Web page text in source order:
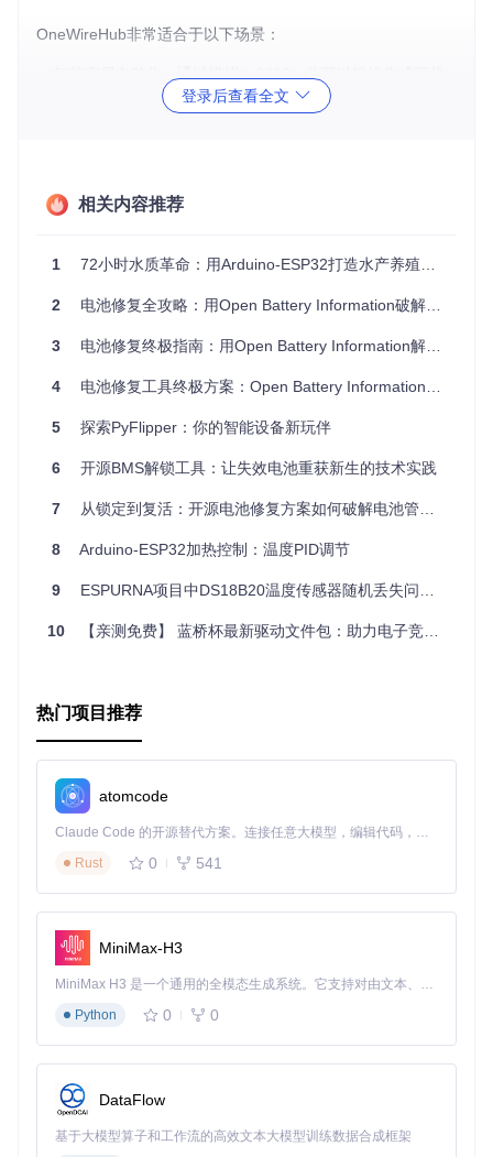
OneWireHub非常适合于以下场景：
传感器，如湿度、光照和温度传感器，即使你的自动化系统
仅支持OneWire协议。
来说，这是一个很好的实践平台。
4、项目特点
兼容性广泛：除了Arduino，OneWireHub还兼容其他平
高效率：单个微控制器可模拟多至32个IC，大大节省硬件资
灵活性：支持I2C和SPI接口的现代传感器，突破了一般One
易于集成：通过库提供的API，方便地将传感器数据整合到
强大文档：详尽的文档帮助开发者快速理解和使用项目。
如果你正在寻找一种方法来扩展你的OneWire网络或者想要从
试的优秀开源项目。立即查看项目主页，开始探索这个强大的
登录后查看全文
相关内容推荐
1 72小时水质革命：用Arduino-ESP32打造水产养殖智能监测系统
2 电池修复全攻略：用Open Battery Information破解BMS锁定难题
3 电池修复终极指南：用Open Battery Information解锁BMS的全部潜能
4 电池修复工具终极方案：Open Battery Information实战指南
5 探索PyFlipper：你的智能设备新玩伴
6 开源BMS解锁工具：让失效电池重获新生的技术实践
7 从锁定到复活：开源电池修复方案如何破解电池管理系统困局
8 Arduino-ESP32加热控制：温度PID调节
9 ESPURNA项目中DS18B20温度传感器随机丢失问题的分析与解决
10 【亲测免费】 蓝桥杯最新驱动文件包：助力电子竞赛的利器
热门项目推荐
atomcode
Claude Code 的开源替代方案。连接任意大模型，编辑代码，运行命令，自动验证 — 全自动执行。用 Rust 构建，极致性能。 ｜ An open-source alternative to Claude Code. Connect any LLM, edit code, run commands, and verify changes — autonomously. Built in Rust for speed. Get Started
Rust
0 541
MiniMax-H3
MiniMax H3 是一个通用的全模态生成系统。它支持对由文本、图像、视频和音频组成的多模态上下文进行统一理解，并能生成分辨率高达 2K、时长可达 15 秒的带原生立体声音频的视频。得益于面向任务泛化的系统设计，H3 在预训练阶段就已具备广泛的多模态上下文理解与生成能力，能够出色地执行复杂的多模态指令。
Python
0 0
DataFlow
基于大模型算子和工作流的高效文本大模型训练数据合成框架